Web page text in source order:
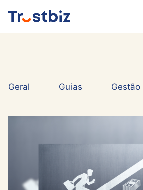
para
Geral Guias Gestão